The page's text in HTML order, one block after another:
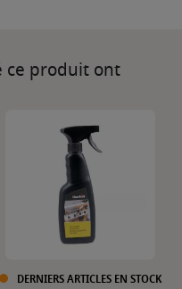
ce produit ont
DERNIERS ARTICLES EN STOCK